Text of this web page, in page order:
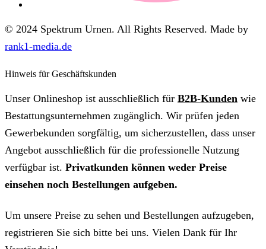
© 2024 Spektrum Urnen. All Rights Reserved. Made by
rank1-media.de
Hinweis für Geschäftskunden
Unser Onlineshop ist ausschließlich für B2B-Kunden wie
Bestattungsunternehmen zugänglich. Wir prüfen jeden
Gewerbekunden sorgfältig, um sicherzustellen, dass unser
Angebot ausschließlich für die professionelle Nutzung
verfügbar ist. Privatkunden können weder Preise
einsehen noch Bestellungen aufgeben.
Um unsere Preise zu sehen und Bestellungen aufzugeben,
registrieren Sie sich bitte bei uns. Vielen Dank für Ihr